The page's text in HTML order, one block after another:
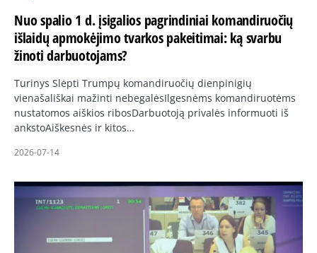
Nuo spalio 1 d. įsigalios pagrindiniai komandiruočių
išlaidų apmokėjimo tvarkos pakeitimai: ką svarbu
žinoti darbuotojams?
Turinys Slėpti Trumpų komandiruočių dienpinigių
vienašališkai mažinti nebegalėsIlgesnėms komandiruotėms
nustatomos aiškios ribosDarbuotoją privalės informuoti iš
ankstoAiškesnės ir kitos…
2026-07-14